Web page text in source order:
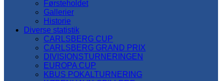
Førsteholdet
Gallerier
Historie
Diverse statistik
CARLSBERG CUP
CARLSBERG GRAND PRIX
DIVISIONSTURNERINGEN
EUROPA CUP
KBUS POKALTURNERING